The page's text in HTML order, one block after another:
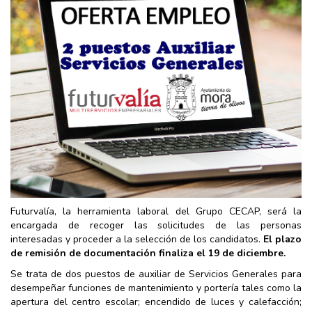
Futurvalía, la herramienta laboral del Grupo CECAP, será la
encargada de recoger las solicitudes de las personas
interesadas y proceder a la selección de los candidatos. El plazo
de remisión de documentación finaliza el 19 de diciembre.
Se trata de dos puestos de auxiliar de Servicios Generales para
desempeñar funciones de mantenimiento y portería tales como la
apertura del centro escolar; encendido de luces y calefacción;